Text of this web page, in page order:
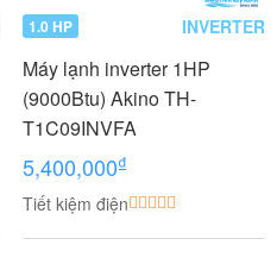
1.0 HP INVERTER
Máy lạnh inverter 1HP
(9000Btu) Akino TH-
T1C09INVFA
5,400,000₫
Tiết kiệm điện